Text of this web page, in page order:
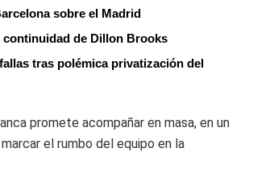
sobre el Madrid
continuidad de Dillon Brooks
tras polémica privatización del
promete acompañar en masa, en un
el rumbo del equipo en la